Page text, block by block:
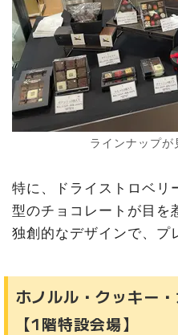
ラインナップが
特に、ドライストロベリ
型のチョコレートが目を
独創的なデザインで、プ
ホノルル・クッキー
【1階特設会場】